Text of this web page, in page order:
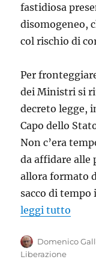
fastidiosa
disomogeneo,
col rischio di
Per
dei Ministri si
decreto legge,
Capo dello
Non c’era
da affidare alle
allora formato
sacco di tempo
leggi tutto
Autore
Domenico
Liberazione